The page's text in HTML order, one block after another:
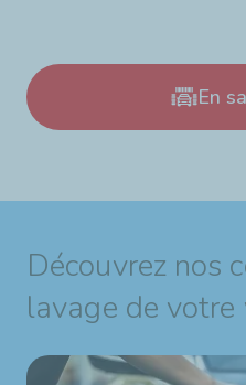
En
Découvrez nos
lavage de votre